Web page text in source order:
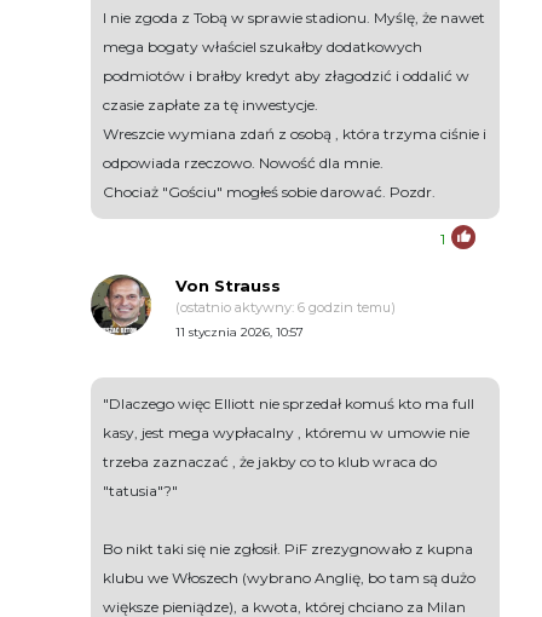
I nie zgoda z Tobą w sprawie stadionu. Myślę, że nawet
mega bogaty właściel szukałby dodatkowych
podmiotów i brałby kredyt aby złagodzić i oddalić w
czasie zapłate za tę inwestycje.
Wreszcie wymiana zdań z osobą , która trzyma ciśnie i
odpowiada rzeczowo. Nowość dla mnie.
Chociaż "Gościu" mogłeś sobie darować. Pozdr.
1
Von Strauss
(ostatnio aktywny: 6 godzin temu)
11 stycznia 2026, 10:57
"Dlaczego więc Elliott nie sprzedał komuś kto ma full
kasy, jest mega wypłacalny , któremu w umowie nie
trzeba zaznaczać , że jakby co to klub wraca do
"tatusia"?"
Bo nikt taki się nie zgłosił. PiF zrezygnowało z kupna
klubu we Włoszech (wybrano Anglię, bo tam są dużo
większe pieniądze), a kwota, której chciano za Milan